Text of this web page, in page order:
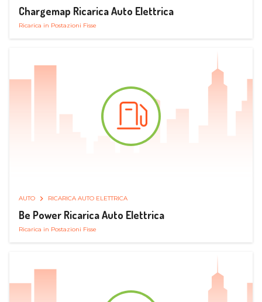
Chargemap Ricarica Auto Elettrica
Ricarica in Postazioni Fisse
AUTO RICARICA AUTO ELETTRICA
Be Power Ricarica Auto Elettrica
Ricarica in Postazioni Fisse